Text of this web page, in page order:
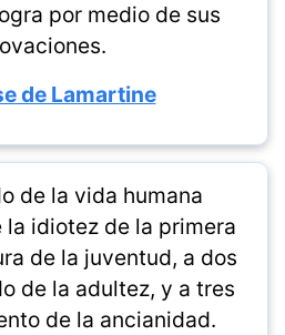
por medio de sus
de Lamartine
de la vida humana
idiotez de la primera
de la juventud, a dos
de la adultez, y a tres
de la ancianidad.